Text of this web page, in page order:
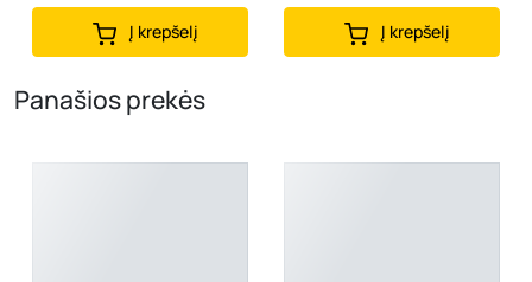
Į krepšelį Į krepšelį
Panašios prekės